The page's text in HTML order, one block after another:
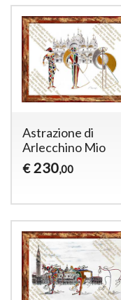
Astrazione di
Arlecchino Mio
€ 230,00